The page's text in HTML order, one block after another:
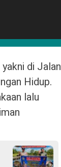
di Jalan
Hidup.
lalu